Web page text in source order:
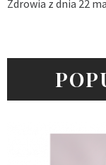
Zdrowia z dnia 22